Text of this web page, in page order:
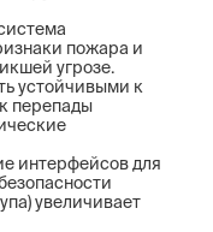
пожара и
угрозе.
устойчивыми к
перепады
интерфейсов для
увеличивает